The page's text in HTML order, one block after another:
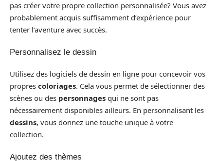
pas créer votre propre collection personnalisée? Vous avez
probablement acquis suffisamment d’expérience pour
tenter l’aventure avec succès.
Personnalisez le dessin
Utilisez des logiciels de dessin en ligne pour concevoir vos
propres coloriages. Cela vous permet de sélectionner des
scènes ou des personnages qui ne sont pas
nécessairement disponibles ailleurs. En personnalisant les
dessins, vous donnez une touche unique à votre
collection.
Ajoutez des thèmes